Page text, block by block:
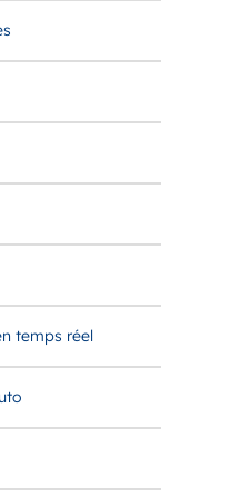
temps réel​